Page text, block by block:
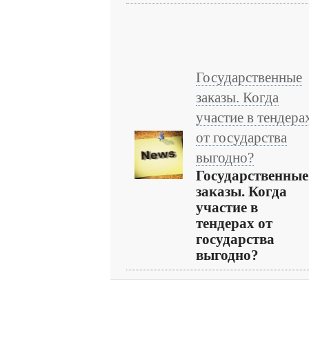
Государственные
заказы. Когда
участие в
от государства
выгодно?
Государственные
заказы. Когда
участие в
тендерах от
государства
выгодно?